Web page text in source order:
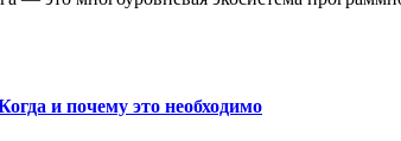
и почему это необходимо